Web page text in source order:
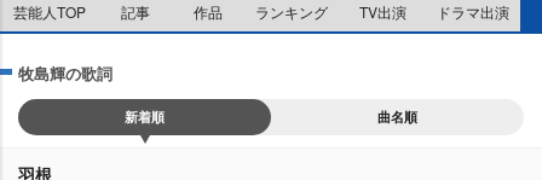
e
芸能人TOP 記事 作品 ランキング TV出演 ドラマ出演
牧島輝の歌詞
新着順 曲名順
羽根